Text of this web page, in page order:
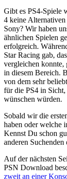
Gibt es PS4-Spiele
4 keine Alternativen
Sony? Wir haben
ähnlichen Spielen
erfolgreich.
Star Racing gab,
vergleichen konnte,
in diesem Bereich.
von dem sehr
für die PS4 in Sicht,
wünschen würden.
Sobald wir die
haben oder welche
Kennst Du schon
anderen
Auf der nächsten
PSN Download
zweit an einer